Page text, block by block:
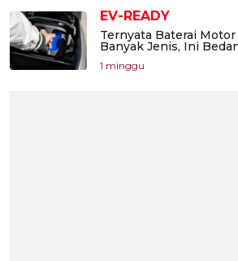
EV-READY
Ternyata Baterai
Banyak Jenis, Ini
1 minggu